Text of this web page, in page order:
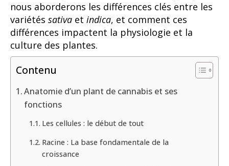
nous aborderons les différences clés entre les
variétés sativa et indica, et comment ces
différences impactent la physiologie et la
culture des plantes.
Contenu
Anatomie d’un plant de cannabis et ses
fonctions
Les cellules : le début de tout
Racine : La base fondamentale de la
croissance